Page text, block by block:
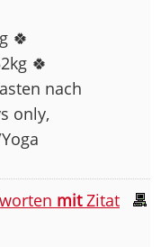
🍀
🍀
nach
only,
mitZitat